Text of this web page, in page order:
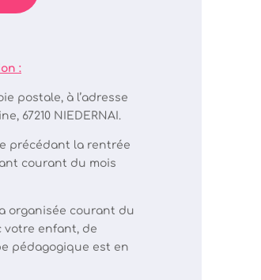
:
postale, à l’adresse
67210 NIEDERNAI.
précédant la rentrée
courant du mois
organisée courant du
votre enfant, de
pédagogique est en